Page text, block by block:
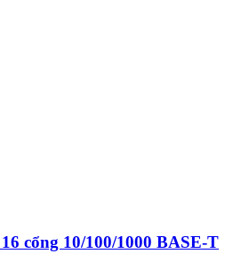
cổng 10/100/1000 BASE-T